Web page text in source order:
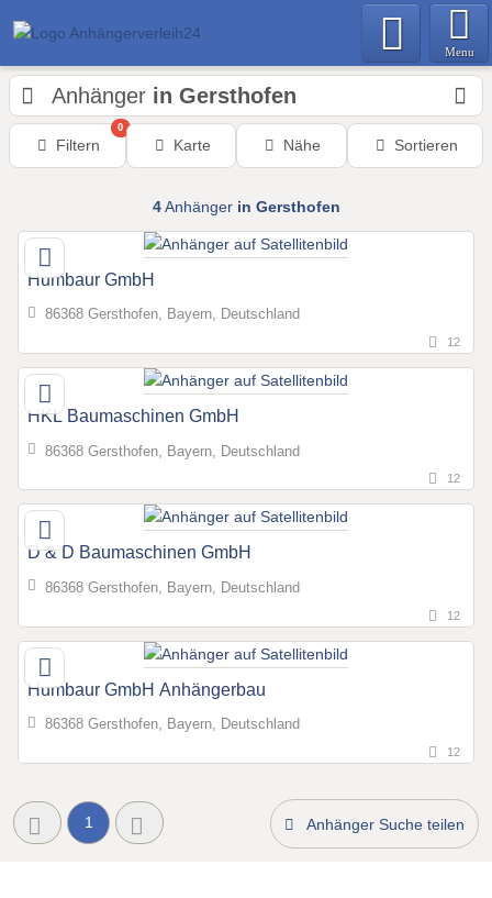
Menu
Anhänger in Gersthofen
Filtern
0
Karte Nähe Sortieren
4Anhänger in Gersthofen
Humbaur GmbH
86368 Gersthofen, Bayern, Deutschland
12
HKL Baumaschinen GmbH
86368 Gersthofen, Bayern, Deutschland
12
D & D Baumaschinen GmbH
86368 Gersthofen, Bayern, Deutschland
12
Humbaur GmbH Anhängerbau
86368 Gersthofen, Bayern, Deutschland
12
1 Anhänger Suche teilen